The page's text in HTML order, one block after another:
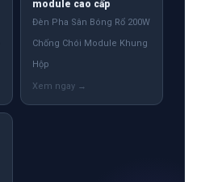
module cao cấp
Đèn Pha Sân Bóng Rổ 200W
Chống Chói Module Khung
Hộp